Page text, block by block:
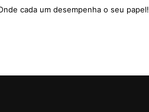
cada um desempenha o seu papel!